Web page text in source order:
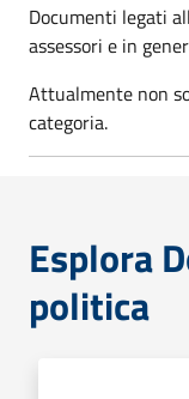
Documenti legati
assessori e in
Attualmente non
categoria.
Esplora
politica